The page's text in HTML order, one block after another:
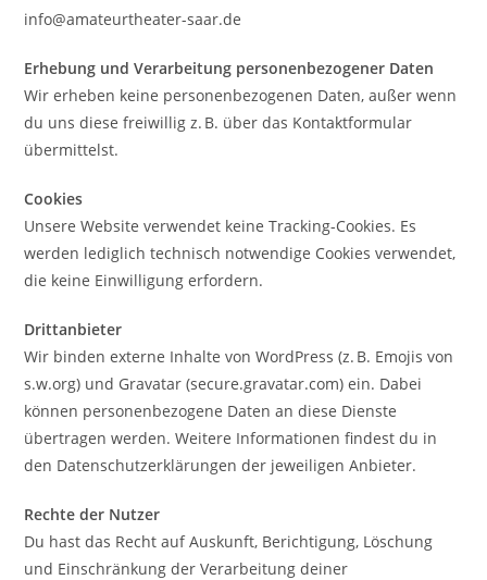
info@amateurtheater-saar.de
Erhebung und Verarbeitung personenbezogener Daten
Wir erheben keine personenbezogenen Daten, außer wenn
du uns diese freiwillig z. B. über das Kontaktformular
übermittelst.
Cookies
Unsere Website verwendet keine Tracking-Cookies. Es
werden lediglich technisch notwendige Cookies verwendet,
die keine Einwilligung erfordern.
Drittanbieter
Wir binden externe Inhalte von WordPress (z. B. Emojis von
s.w.org) und Gravatar (secure.gravatar.com) ein. Dabei
können personenbezogene Daten an diese Dienste
übertragen werden. Weitere Informationen findest du in
den Datenschutzerklärungen der jeweiligen Anbieter.
Rechte der Nutzer
Du hast das Recht auf Auskunft, Berichtigung, Löschung
und Einschränkung der Verarbeitung deiner